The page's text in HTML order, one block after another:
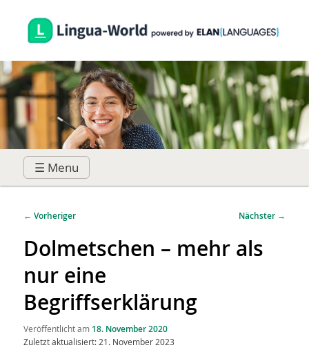
☰ Menu
Inhalt
springen
Inhalt
springen
Beitragsnavigation
← Vorheriger Nächster →
Dolmetschen – mehr als
nur eine
Begriffserklärung
Veröffentlicht am 18. November 2020
Zuletzt aktualisiert: 21. November 2023